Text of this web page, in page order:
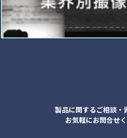
製品に関するご相談・
お気軽にお問合せく